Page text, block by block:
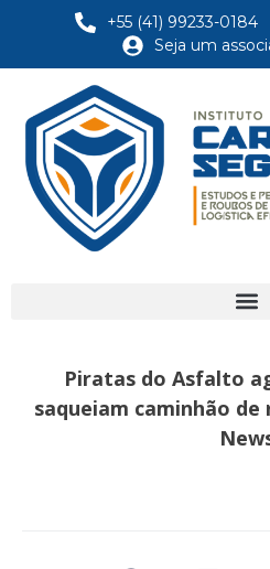
+55 (41) 99233-0184
Seja um
Piratas do Asfalto
saqueiam caminhão de